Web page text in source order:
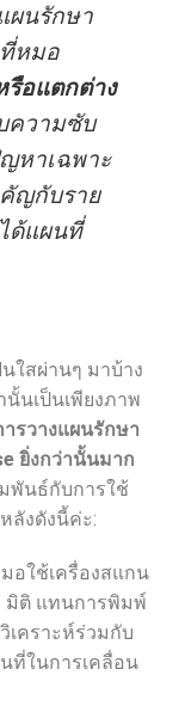
ผนรักษา
หมอ
รือแตกต่าง
ความซับ
หาเฉพาะ
ญกับราย
ด้แผนที่
ใสผ่านๆ มาบ้าง
นเป็นเพียงภาพ
ารวางแผนรักษา
ยิ่งกว่านั้นมาก
พันธ์กับการใช้
ลังดังนี้ค่ะ:
อใช้เครื่องสแกน
มิติ แทนการพิมพ์
เคราะห์ร่วมกับ
ที่ในการเคลื่อน